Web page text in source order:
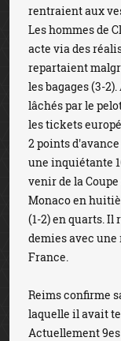
rentraient aux
Les hommes de
acte via des
repartaient
les bagages (3-
lâchés par le
les tickets
2 points
une inquiétante
venir de la
Monaco en
(1-2) en quarts.
demies avec une
France.
Reims confirme
laquelle il avait
Actuellement